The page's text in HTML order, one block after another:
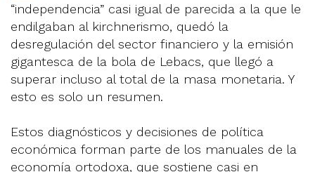
“independencia” casi igual de parecida a la que le
endilgaban al kirchnerismo, quedó la
desregulación del sector financiero y la emisión
gigantesca de la bola de Lebacs, que llegó a
superar incluso al total de la masa monetaria. Y
esto es solo un resumen.
Estos diagnósticos y decisiones de política
económica forman parte de los manuales de la
economía ortodoxa, que sostiene casi en